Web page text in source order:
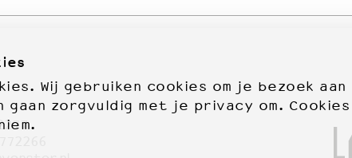
Wij gebruiken cookies om je bezoek aan
zorgvuldig met je privacy om.